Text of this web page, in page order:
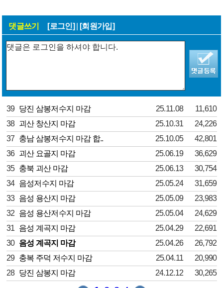
댓글쓰기 [로그인] [회원가입]
39 당진 삼봉저수지 마감 25.11.08
11,610
38 괴산 창산지 마감 25.10.31
24,226
37 충남 삼봉저수지 마감 합.. 25.10.05
42,801
36 괴산 요골지 마감 25.06.19
36,629
35 충북 괴산 마감 25.06.13
30,754
34 음성저수지 마감 25.05.24
31,659
33 음성 용산지 마감 25.05.09
23,983
32 음성 용산저수지 마감 25.05.04
24,629
31 음성 계곡지 마감 25.04.29
22,691
30 음성 계곡지 마감 25.04.26
26,792
29 충복 주덕 저수지 마감 25.04.11
20,990
28 당진 삼봉지 마감 24.12.12 30,265